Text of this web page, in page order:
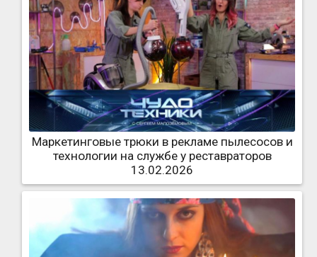
Маркетинговые трюки в рекламе пылесосов и
технологии на службе у реставраторов
13.02.2026